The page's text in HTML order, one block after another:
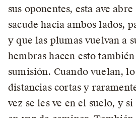
sus oponentes, esta ave
sacude hacia ambos lados,
y que las plumas vuelvan a
hembras hacen esto
sumisión. Cuando vuelan,
distancias cortas y
vez se les ve en el suelo, y